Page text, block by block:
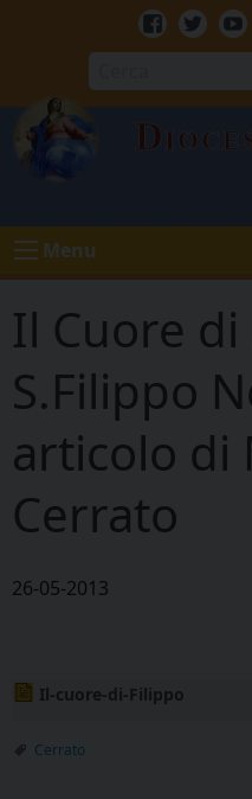
Facebook
Menu
Il Cuore di
S.Filippo
articolo di
Cerrato
26-05-2013
Il-cuore-di-Filippo
Cerrato